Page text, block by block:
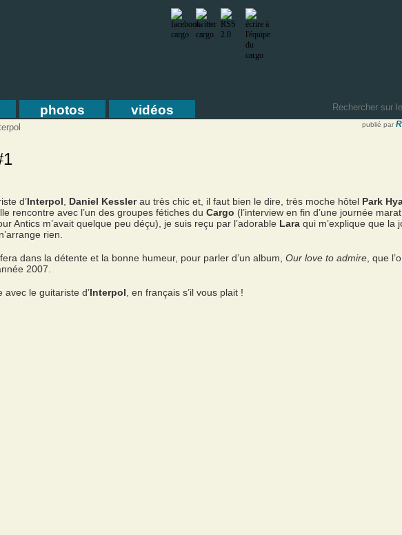
photos vidéos
publié par
d’Interpol Daniel Kesslerau très chic et, il faut bien le dire, très moche hôtel Park
rencontre avec l’un des groupes fétiches du Cargo (l’interview en fin d’une journée
Antics m’avait quelque peu déçu), je suis reçu par l’adorable Lara qui m’explique que la
rien.
dans la détente et la bonne humeur, pour parler d’un album, Our love to admire , que
2007.
avec le guitariste d’Interpol , en français s’il vous plait !